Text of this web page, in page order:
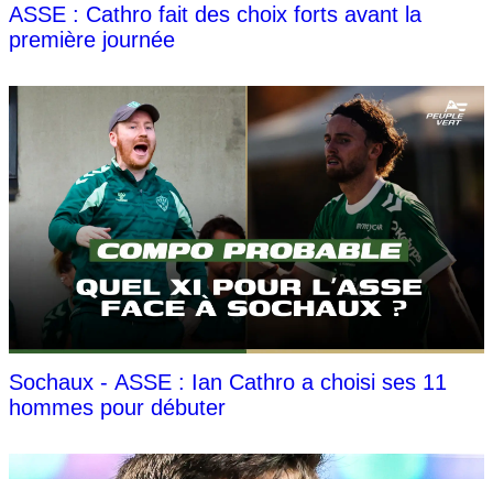
ASSE : Cathro fait des choix forts avant la
première journée
Sochaux - ASSE : Ian Cathro a choisi ses 11
hommes pour débuter